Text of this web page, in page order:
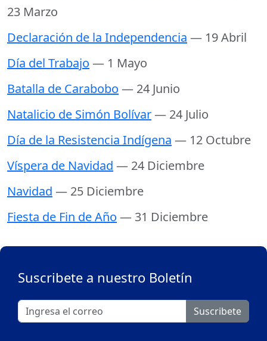
23 Marzo
Declaración de la Independencia — 19 Abril
Día del Trabajo — 1 Mayo
Batalla de Carabobo — 24 Junio
Natalicio de Simón Bolívar— 24 Julio
Día de la Resistencia Indígena — 12 Octubre
Víspera de Navidad — 24 Diciembre
Navidad — 25 Diciembre
Fiesta de Fin de Año — 31 Diciembre
Suscribete a nuestro Boletín
Suscribete